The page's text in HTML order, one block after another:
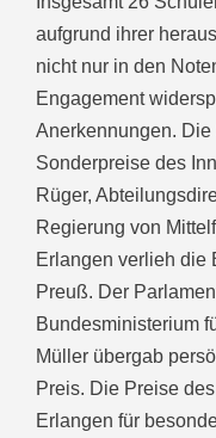
aufgrund ihrer
nicht nur in den
Engagement
Anerkennungen.
Sonderpreise des
Rüger,
Regierung von
Erlangen verlieh die
Preuß. Der
Bundesministerium
Müller übergab
Preis. Die Preise
Erlangen für